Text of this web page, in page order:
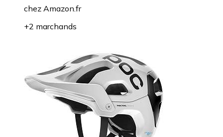
chez Amazon.fr
+2 marchands